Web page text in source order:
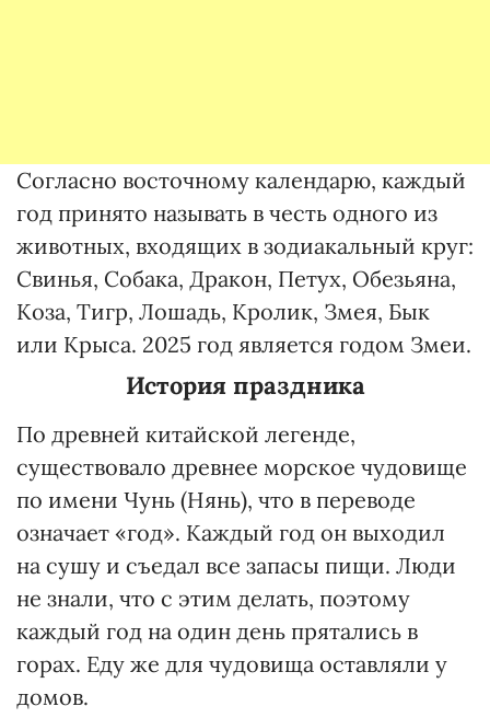
Согласно восточному календарю, каждый
год принято называть в честь одного из
животных, входящих в зодиакальный круг:
Свинья, Собака, Дракон, Петух, Обезьяна,
Коза, Тигр, Лошадь, Кролик, Змея, Бык
или Крыса. 2025 год является годом Змеи.
История праздника
По древней китайской легенде,
существовало древнее морское чудовище
по имени Чунь (Нянь), что в переводе
означает «год». Каждый год он выходил
на сушу и съедал все запасы пищи. Люди
не знали, что с этим делать, поэтому
каждый год на один день прятались в
горах. Еду же для чудовища оставляли у
домов.